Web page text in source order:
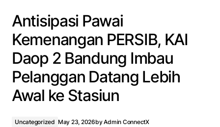
Antisipasi Pawai
Kemenangan PERSIB, KAI
Daop 2 Bandung Imbau
Pelanggan Datang Lebih
Awal ke Stasiun
Uncategorized May 23, 2026byAdmin ConnectX